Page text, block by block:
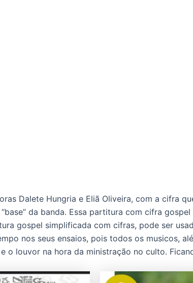
Dalete Hungria e Eliã Oliveira, com a cifra
da banda. Essa partitura com cifra
gospel simplificada com cifras, pode ser
nos seus ensaios, pois todos os musicos,
o louvor na hora da ministração no culto.